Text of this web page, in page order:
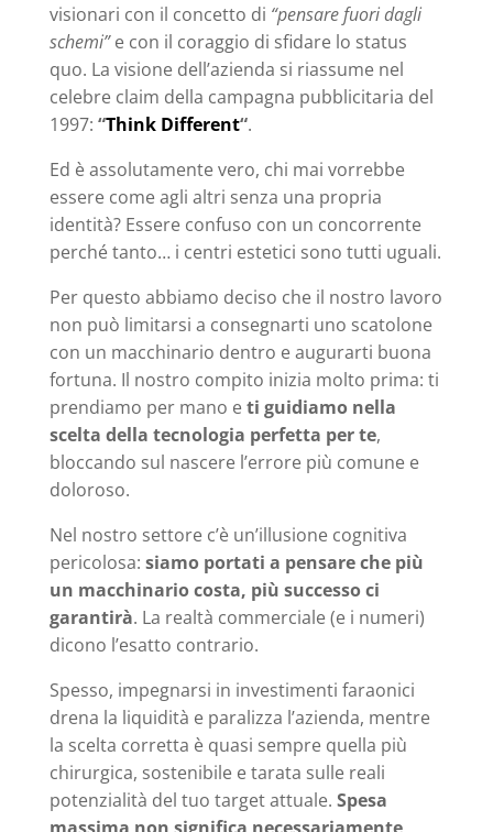
visionari con il concetto di “pensare fuori dagli
schemi”e con il coraggio di sfidare lo status
quo. La visione dell’azienda si riassume nel
celebre claim della campagna pubblicitaria del
1997: “Think Different“.
Ed è assolutamente vero, chi mai vorrebbe
essere come agli altri senza una propria
identità? Essere confuso con un concorrente
perché tanto… i centri estetici sono tutti uguali.
Per questo abbiamo deciso che il nostro lavoro
non può limitarsi a consegnarti uno scatolone
con un macchinario dentro e augurarti buona
fortuna. Il nostro compito inizia molto prima: ti
prendiamo per mano eti guidiamo nella
scelta della tecnologia perfetta per te,
bloccando sul nascere l’errore più comune e
doloroso.
Nel nostro settore c’è un’illusione cognitiva
pericolosa: siamo portati a pensare che più
un macchinario costa, più successo ci
garantirà. La realtà commerciale (e i numeri)
dicono l’esatto contrario.
Spesso, impegnarsi in investimenti faraonici
drena la liquidità e paralizza l’azienda, mentre
la scelta corretta è quasi sempre quella più
chirurgica, sostenibile e tarata sulle reali
potenzialità del tuo target attuale. Spesa